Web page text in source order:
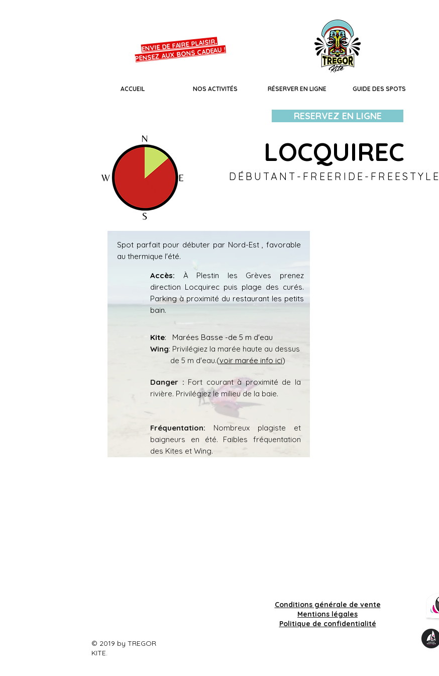
ENVIE DE FAIRE PLAISIR,
PENSEZ AUX BONS CADEAU !
ACCUEIL NOS ACTIVITÉS RÉSERVER EN LIGNE GUIDE DES SPOTS
RESERVEZ EN LIGNE
LOCQUIREC
DÉBUTANT-FREERIDE-FREESTYLE
Spot parfait pour débuter par Nord-Est , favorable
au thermique l'été.
Danger : Fort courant à proximité de la
rivière. Privilégiez le milieu de la baie.
Kite: Marées Basse -de 5 m d'eau
Wing: Privilégiez la marée haute au dessus
de 5 m d'eau.(voir marée info ici)
​Fréquentation: Nombreux plagiste et
baigneurs en été. Faibles fréquentation
des Kites et Wing.
Accès: À Plestin les Grèves prenez
direction Locquirec puis plage des curés.
Parking à proximité du restaurant les petits
bain.
Conditions générale de vente
Mentions légales
Politique de confidentialité
© 2019 by TREGOR
KITE.